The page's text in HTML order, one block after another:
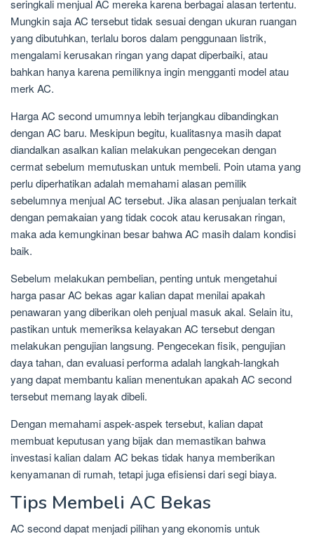
seringkali menjual AC mereka karena berbagai alasan tertentu.
Mungkin saja AC tersebut tidak sesuai dengan ukuran ruangan
yang dibutuhkan, terlalu boros dalam penggunaan listrik,
mengalami kerusakan ringan yang dapat diperbaiki, atau
bahkan hanya karena pemiliknya ingin mengganti model atau
merk AC.
Harga AC second umumnya lebih terjangkau dibandingkan
dengan AC baru. Meskipun begitu, kualitasnya masih dapat
diandalkan asalkan kalian melakukan pengecekan dengan
cermat sebelum memutuskan untuk membeli. Poin utama yang
perlu diperhatikan adalah memahami alasan pemilik
sebelumnya menjual AC tersebut. Jika alasan penjualan terkait
dengan pemakaian yang tidak cocok atau kerusakan ringan,
maka ada kemungkinan besar bahwa AC masih dalam kondisi
baik.
Sebelum melakukan pembelian, penting untuk mengetahui
harga pasar AC bekas agar kalian dapat menilai apakah
penawaran yang diberikan oleh penjual masuk akal. Selain itu,
pastikan untuk memeriksa kelayakan AC tersebut dengan
melakukan pengujian langsung. Pengecekan fisik, pengujian
daya tahan, dan evaluasi performa adalah langkah-langkah
yang dapat membantu kalian menentukan apakah AC second
tersebut memang layak dibeli.
Dengan memahami aspek-aspek tersebut, kalian dapat
membuat keputusan yang bijak dan memastikan bahwa
investasi kalian dalam AC bekas tidak hanya memberikan
kenyamanan di rumah, tetapi juga efisiensi dari segi biaya.
Tips Membeli AC Bekas
AC second dapat menjadi pilihan yang ekonomis untuk